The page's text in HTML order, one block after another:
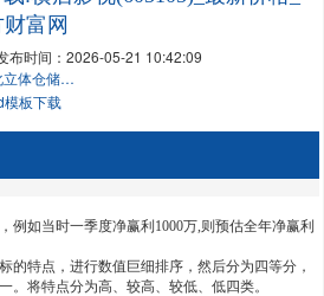
富网
布时间：2026-05-21 10:42:09
全球及中国穿梭车自动化立体仓储系统市场战略前景及投资规划建议报告
板下载
如当时一季度净赢利1000万,则预估全年净赢利
特点，进行数值巨细排序，然后分为四等分，
。将特点分为高、较高、较低、低四类。